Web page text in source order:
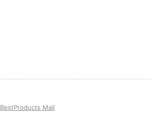
BestProducts Mail